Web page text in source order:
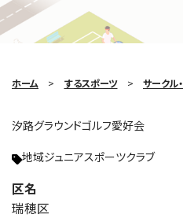
ホーム するスポーツ サークル
汐路グラウンドゴルフ愛好会
地域ジュニアスポーツクラブ
区名
瑞穂区